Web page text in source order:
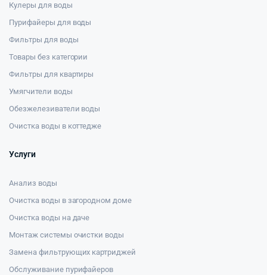
Кулеры для воды
Пурифайеры для воды
Фильтры для воды
Товары без категории
Фильтры для квартиры
Умягчители воды
Обезжелезиватели воды
Очистка воды в коттедже
Услуги
Анализ воды
Очистка воды в загородном доме
Очистка воды на даче
Монтаж системы очистки воды
Замена фильтрующих картриджей
Обслуживание пурифайеров